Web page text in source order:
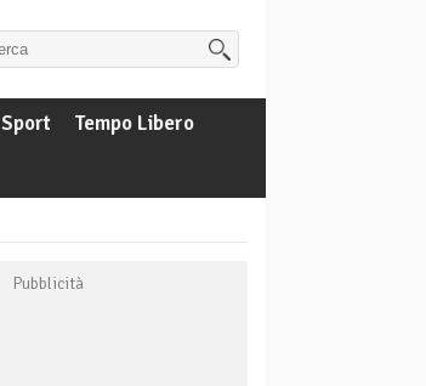
Sport
Tempo Libero